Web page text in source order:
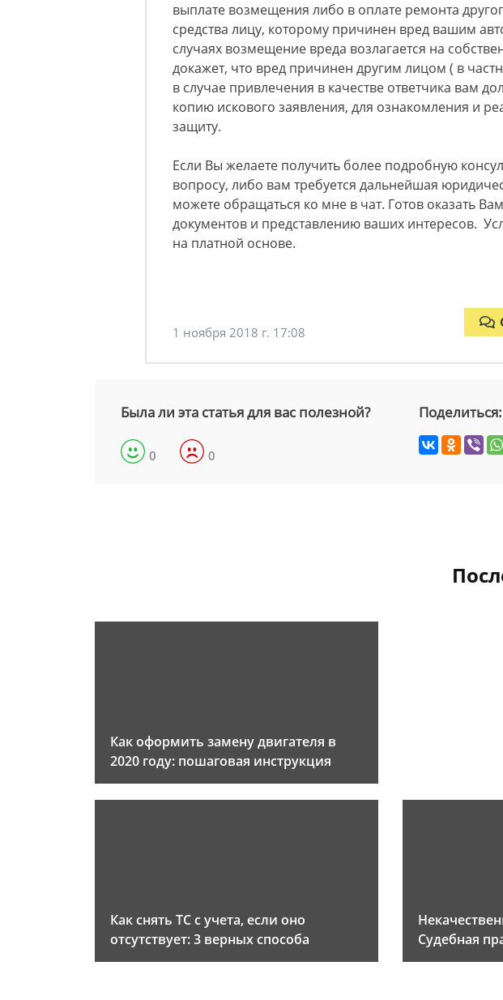
выплате возмещения либо в оплате ремонта
средства лицу, которому причинен вред вашим
случаях возмещение вреда возлагается на
докажет, что вред причинен другим лицом ( в
в случае привлечения в качестве ответчика вам
копию искового заявления, для ознакомления и
защиту.
Если Вы желаете получить более подробную
вопросу, либо вам требуется дальнейшая
можете обращаться ко мне в чат. Готов оказать
документов и представлению ваших интересов.
на платной основе.
1 ноября 2018 г. 17:08
Была ли эта статья для вас полезной?
0 0
Поделиться:
Как оформить замену двигателя в
2020 году: пошаговая инструкция
Как снять ТС с учета, если оно
отсутствует: 3 верных способа
Судебная